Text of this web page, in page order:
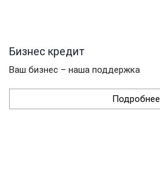
Бизнес кредит
Ваш бизнес – наша поддержка
Подробнее